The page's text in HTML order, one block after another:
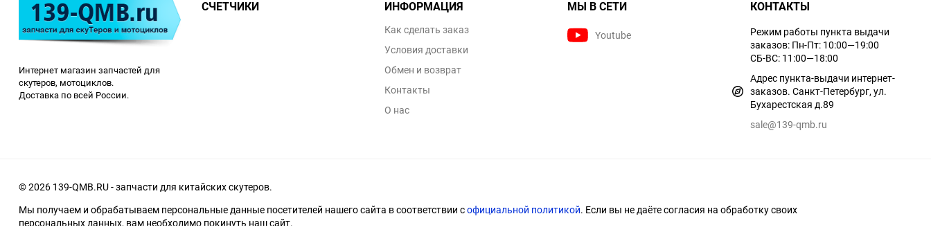
Интернет магазин запчастей для
скутеров, мотоциклов.
Доставка по всей России.
СЧЕТЧИКИ ИНФОРМАЦИЯ
Как сделать заказ
Условия доставки
Обмен и возврат
Контакты
О нас
МЫ В СЕТИ
Youtube
КОНТАКТЫ
Режим работы пункта выдачи
заказов: Пн-Пт: 10:00—19:00
СБ-ВС: 11:00—18:00
Адрес пункта-выдачи интернет-
заказов. Санкт-Петербург, ул.
Бухарестская д.89
sale@139-qmb.ru
© 2026 139-QMB.RU - запчасти для китайских скутеров.
Мы получаем и обрабатываем персональные данные посетителей нашего сайта в соответствии софициальной политикой. Если вы не даёте согласия на обработку своих
персональных данных, вам необходимо покинуть наш сайт.